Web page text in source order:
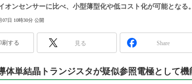
電源設計（EDN
エレクトロニ
この10年で起こったこと、次の10年
製品分解で探るアジアの新トレンド
オンセンサーに比べ、小型薄型化や低コスト化が可能となる。
07日 10時30分 公開
刷する 見る Share
体単結晶トランジスタが疑似参照電極として機